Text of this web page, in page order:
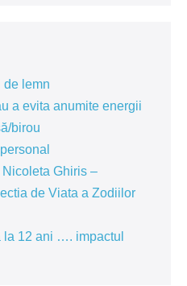
de lemn
a evita anumite energii
birou
Ghiris –
de Viata a Zodiilor
la 12 ani …. impactul